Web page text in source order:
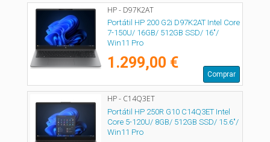
HP - D97K2AT
Portátil HP 200 G2i D97K2AT Intel Core
7-150U/ 16GB/ 512GB SSD/ 16"/
Win11 Pro
1.299,00 €
Comprar
HP - C14Q3ET
Portátil HP 250R G10 C14Q3ET Intel
Core 5-120U/ 8GB/ 512GB SSD/ 15.6"/
Win11 Pro